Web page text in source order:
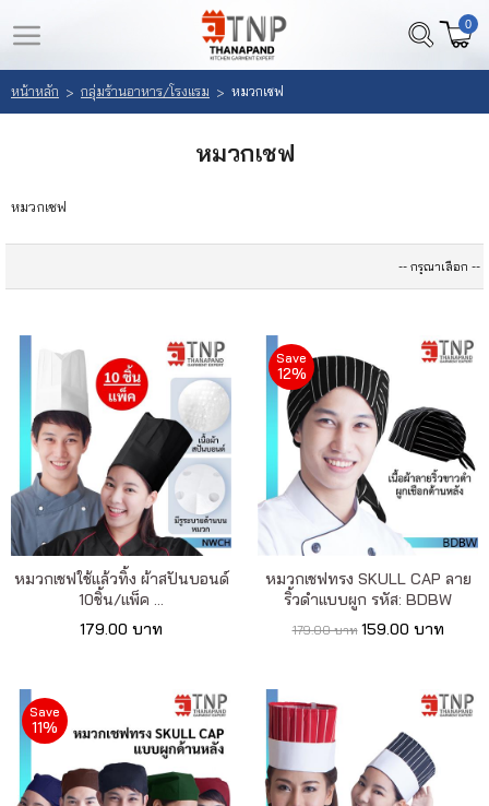
LOGIN
REGISTER
สนใจ
ลูกค้า
ของ
เรา
เนื้อหา
ติดต่อ
0
หน้าหลัก > กลุ่มร้านอาหาร/โรงแรม > หมวกเชฟ
หมวกเชฟ
หมวกเชฟ
หมวกเชฟใช้แล้วทิ้ง ผ้าสปันบอนด์
10ชิ้น/แพ็ค ...
179.00 บาท
Save
12%
หมวกเชฟทรง SKULL CAP ลาย
ริ้วดำแบบผูก รหัส: BDBW
179.00 บาท 159.00 บาท
Save
11%